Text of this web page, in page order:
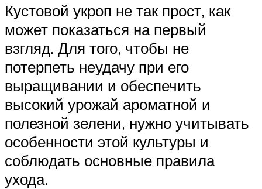
Кустовой укроп не так прост, как
может показаться на первый
взгляд. Для того, чтобы не
потерпеть неудачу при его
выращивании и обеспечить
высокий урожай ароматной и
полезной зелени, нужно учитывать
особенности этой культуры и
соблюдать основные правила
ухода.